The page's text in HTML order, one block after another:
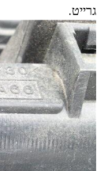
גרייט.